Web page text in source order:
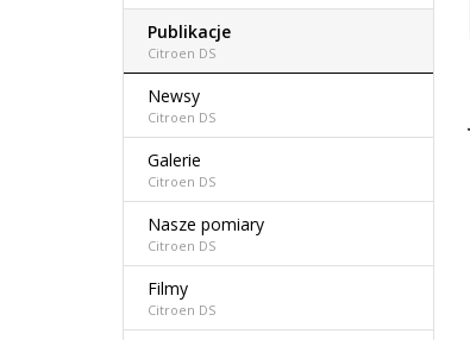
Publikacje
Citroen DS
Newsy
Citroen DS
Galerie
Citroen DS
Nasze pomiary
Citroen DS
Filmy
Citroen DS